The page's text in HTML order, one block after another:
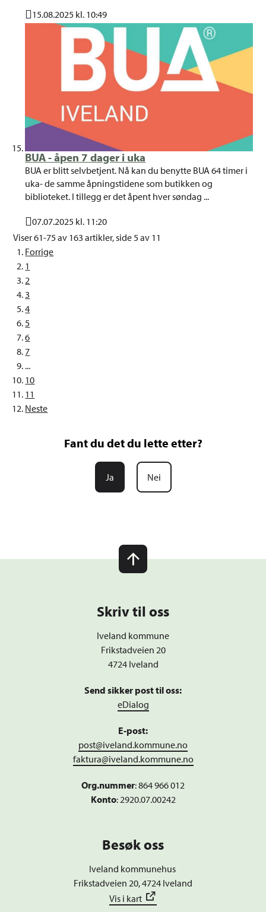
Publisert
15.08.2025 kl. 10:49
BUA - åpen 7 dager i uka
BUA er blitt selvbetjent. Nå kan du benytte BUA 64 timer i
uka- de samme åpningstidene som butikken og
biblioteket. I tillegg er det åpent hver søndag ...
Publisert
07.07.2025 kl. 11:20
Viser61-75av 163 artikler, side 5av 11
Forrige
1
2
3
4
5
6
7
...
10
11
Neste
Fant du det du lette etter?
Ja Nei
Skriv til oss
Iveland kommune
Frikstadveien 20
4724 Iveland
Send sikker post til oss:
eDialog
E-post:
post@iveland.kommune.no
faktura@iveland.kommune.no
Org.nummer:864 966 012
Konto: 2920.07.00242
Besøk oss
Iveland kommunehus
Frikstadveien 20, 4724 Iveland
Vis i kart